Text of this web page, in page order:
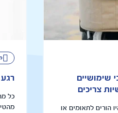
הכי שימושיים
צריכים
הורים לתאומים או
כל